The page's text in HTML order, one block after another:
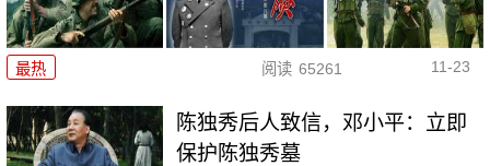
最热 阅读 65261 11-23
陈独秀后人致信，邓小平：立即
保护陈独秀墓